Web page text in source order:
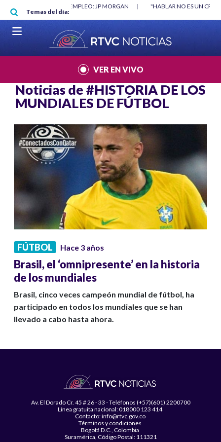
Pasar al contenido principal
Temas del día:
MÍNIMO NO DESTRUYÓ EMPLEO: JP MORGAN |
"HABLAR NO ES UN
MUNDIAL 2026
|
VER EN VIVO
Noticias de #HISTORIA DE LOS
MUNDIALES DE FÚTBOL
FÚTBOL Hace 3 años
Brasil, el ‘omnipresente’ en la historia
de los mundiales
Brasil, cinco veces campeón mundial de fútbol, ha
participado en todos los mundiales que se han
llevado a cabo hasta ahora.
Av. El Dorado Cr. 45 # 26 - 33 - Teléfonos (+57)(601) 2200700
Línea gratuita nacional: 018000 123 414
Contacto: info@rtvc.gov.co
Términos y condiciones
Bogotá D.C., Colombia
Suramérica, Código Postal: 111321